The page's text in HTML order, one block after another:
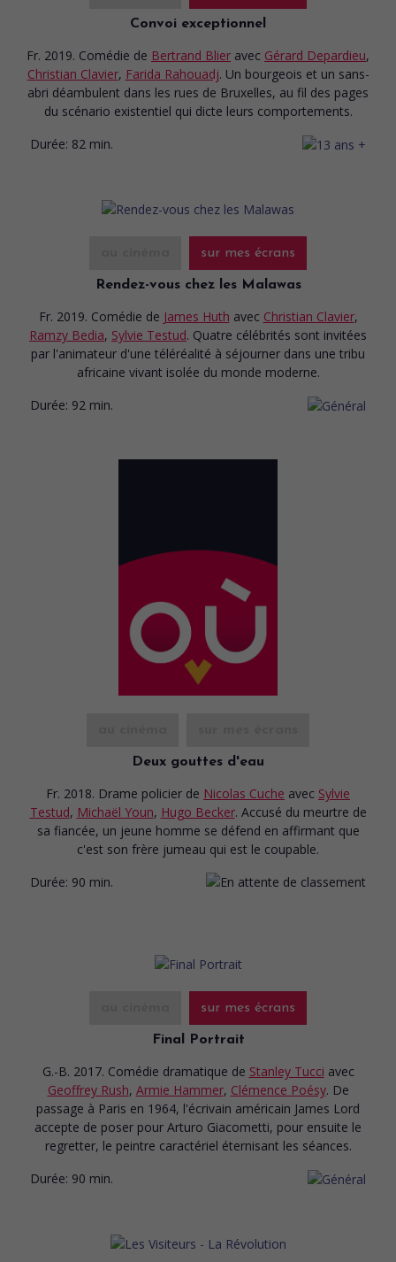
Convoi exceptionnel
Fr. 2019. Comédie de Bertrand Blier avec Gérard Depardieu,
Christian Clavier, Farida Rahouadj. Un bourgeois et un sans-
abri déambulent dans les rues de Bruxelles, au fil des pages
du scénario existentiel qui dicte leurs comportements.
Durée: 82 min.
sur mes écrans
Rendez-vous chez les Malawas
Fr. 2019. Comédie de James Huth avec Christian Clavier,
Ramzy Bedia, Sylvie Testud. Quatre célébrités sont invitées
par l'animateur d'une téléréalité à séjourner dans une tribu
africaine vivant isolée du monde moderne.
Durée: 92 min.
Deux gouttes d'eau
Fr. 2018. Drame policier de Nicolas Cuche avec Sylvie
Testud, Michaël Youn, Hugo Becker. Accusé du meurtre de
sa fiancée, un jeune homme se défend en affirmant que
c'est son frère jumeau qui est le coupable.
Durée: 90 min.
sur mes écrans
Final Portrait
G.-B. 2017. Comédie dramatique de Stanley Tucci avec
Geoffrey Rush, Armie Hammer, Clémence Poésy. De
passage à Paris en 1964, l'écrivain américain James Lord
accepte de poser pour Arturo Giacometti, pour ensuite le
regretter, le peintre caractériel éternisant les séances.
Durée: 90 min.